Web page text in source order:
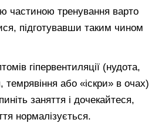
частиною тренування варто
підготувавши таким чином
гіпервентиляції (нудота,
темрявіння або «іскри» в очах)
заняття і дочекайтеся,
нормалізується.